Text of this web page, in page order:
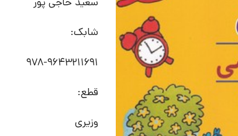
شابک:
978-9643211691
قطع:
وزیری